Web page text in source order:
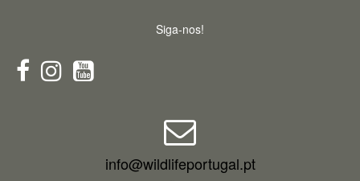
Siga-nos!
info@wildlifeportugal.pt